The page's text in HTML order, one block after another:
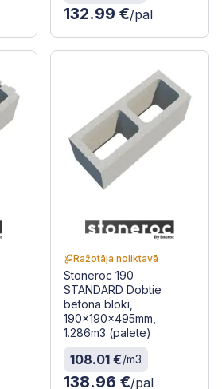
132.99 €/pal
Ražotāja noliktavā
Stoneroc 190
STANDARD Dobtie
betona bloki,
190x190x495mm,
1.286m3 (palete)
108.01 €/m3
138.96 €/pal